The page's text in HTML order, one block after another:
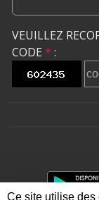
VEUILLEZ
CODE * :
Ce site utilise des